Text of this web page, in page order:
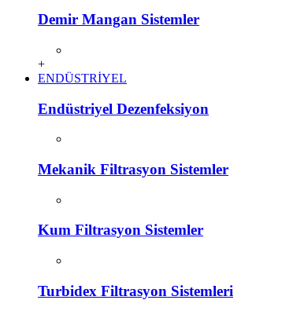
Demir Mangan Sistemler
+
ENDÜSTRİYEL
Endüstriyel Dezenfeksiyon
Mekanik Filtrasyon Sistemler
Kum Filtrasyon Sistemler
Turbidex Filtrasyon Sistemleri